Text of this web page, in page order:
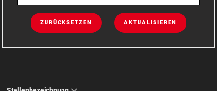
ZURÜCKSETZEN AKTUALISIEREN